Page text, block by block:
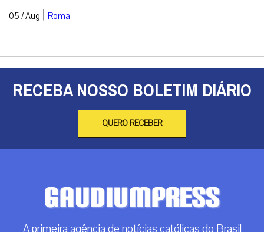
05 / Aug | Roma
RECEBA NOSSO BOLETIM DIÁRIO
QUERO RECEBER